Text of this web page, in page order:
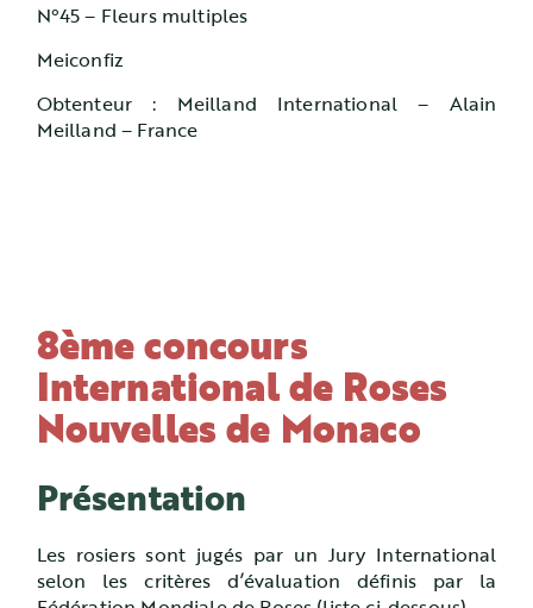
N°45 – Fleurs multiples
Meiconfiz
Obtenteur : Meilland International – Alain
Meilland – France
8ème concours
International de Roses
Nouvelles de Monaco
Présentation
Les rosiers sont jugés par un Jury International
selon les critères d’évaluation définis par la